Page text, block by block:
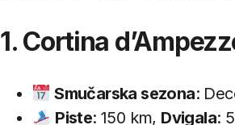
1. Cortina
Smučarska sezona:
Piste: 150 km, Dvigala: